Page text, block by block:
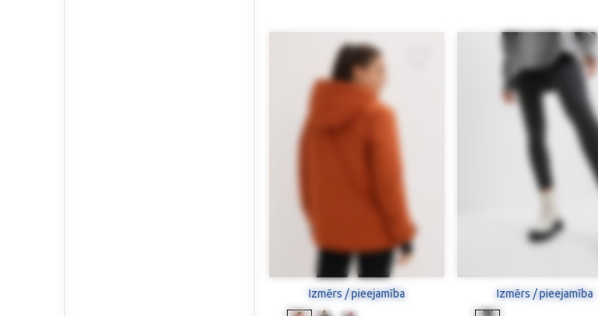
Izmērs / pieejamība Izmērs / pieejamība